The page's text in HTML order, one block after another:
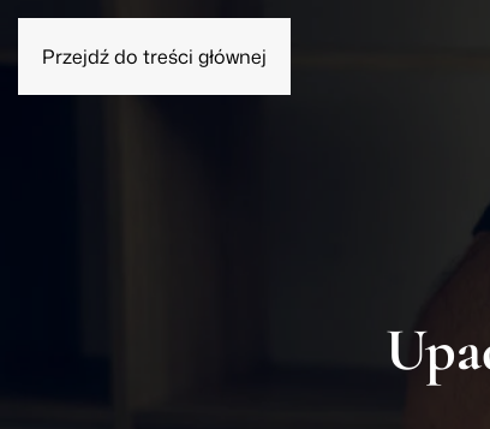
Przejdź do treści głównej Homines